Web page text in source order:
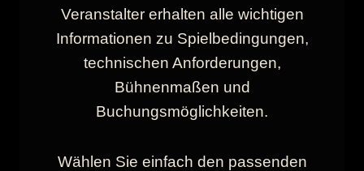
Veranstalter erhalten alle wichtigen
Informationen zu Spielbedingungen,
technischen Anforderungen,
Bühnenmaßen und
Buchungsmöglichkeiten.
Wählen Sie einfach den passenden